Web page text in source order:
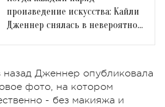
произведение искусства: Кайли
Дженнер снялась в невероятной
назад Дженнер опубликовала
фото, на котором
- без макияжа и